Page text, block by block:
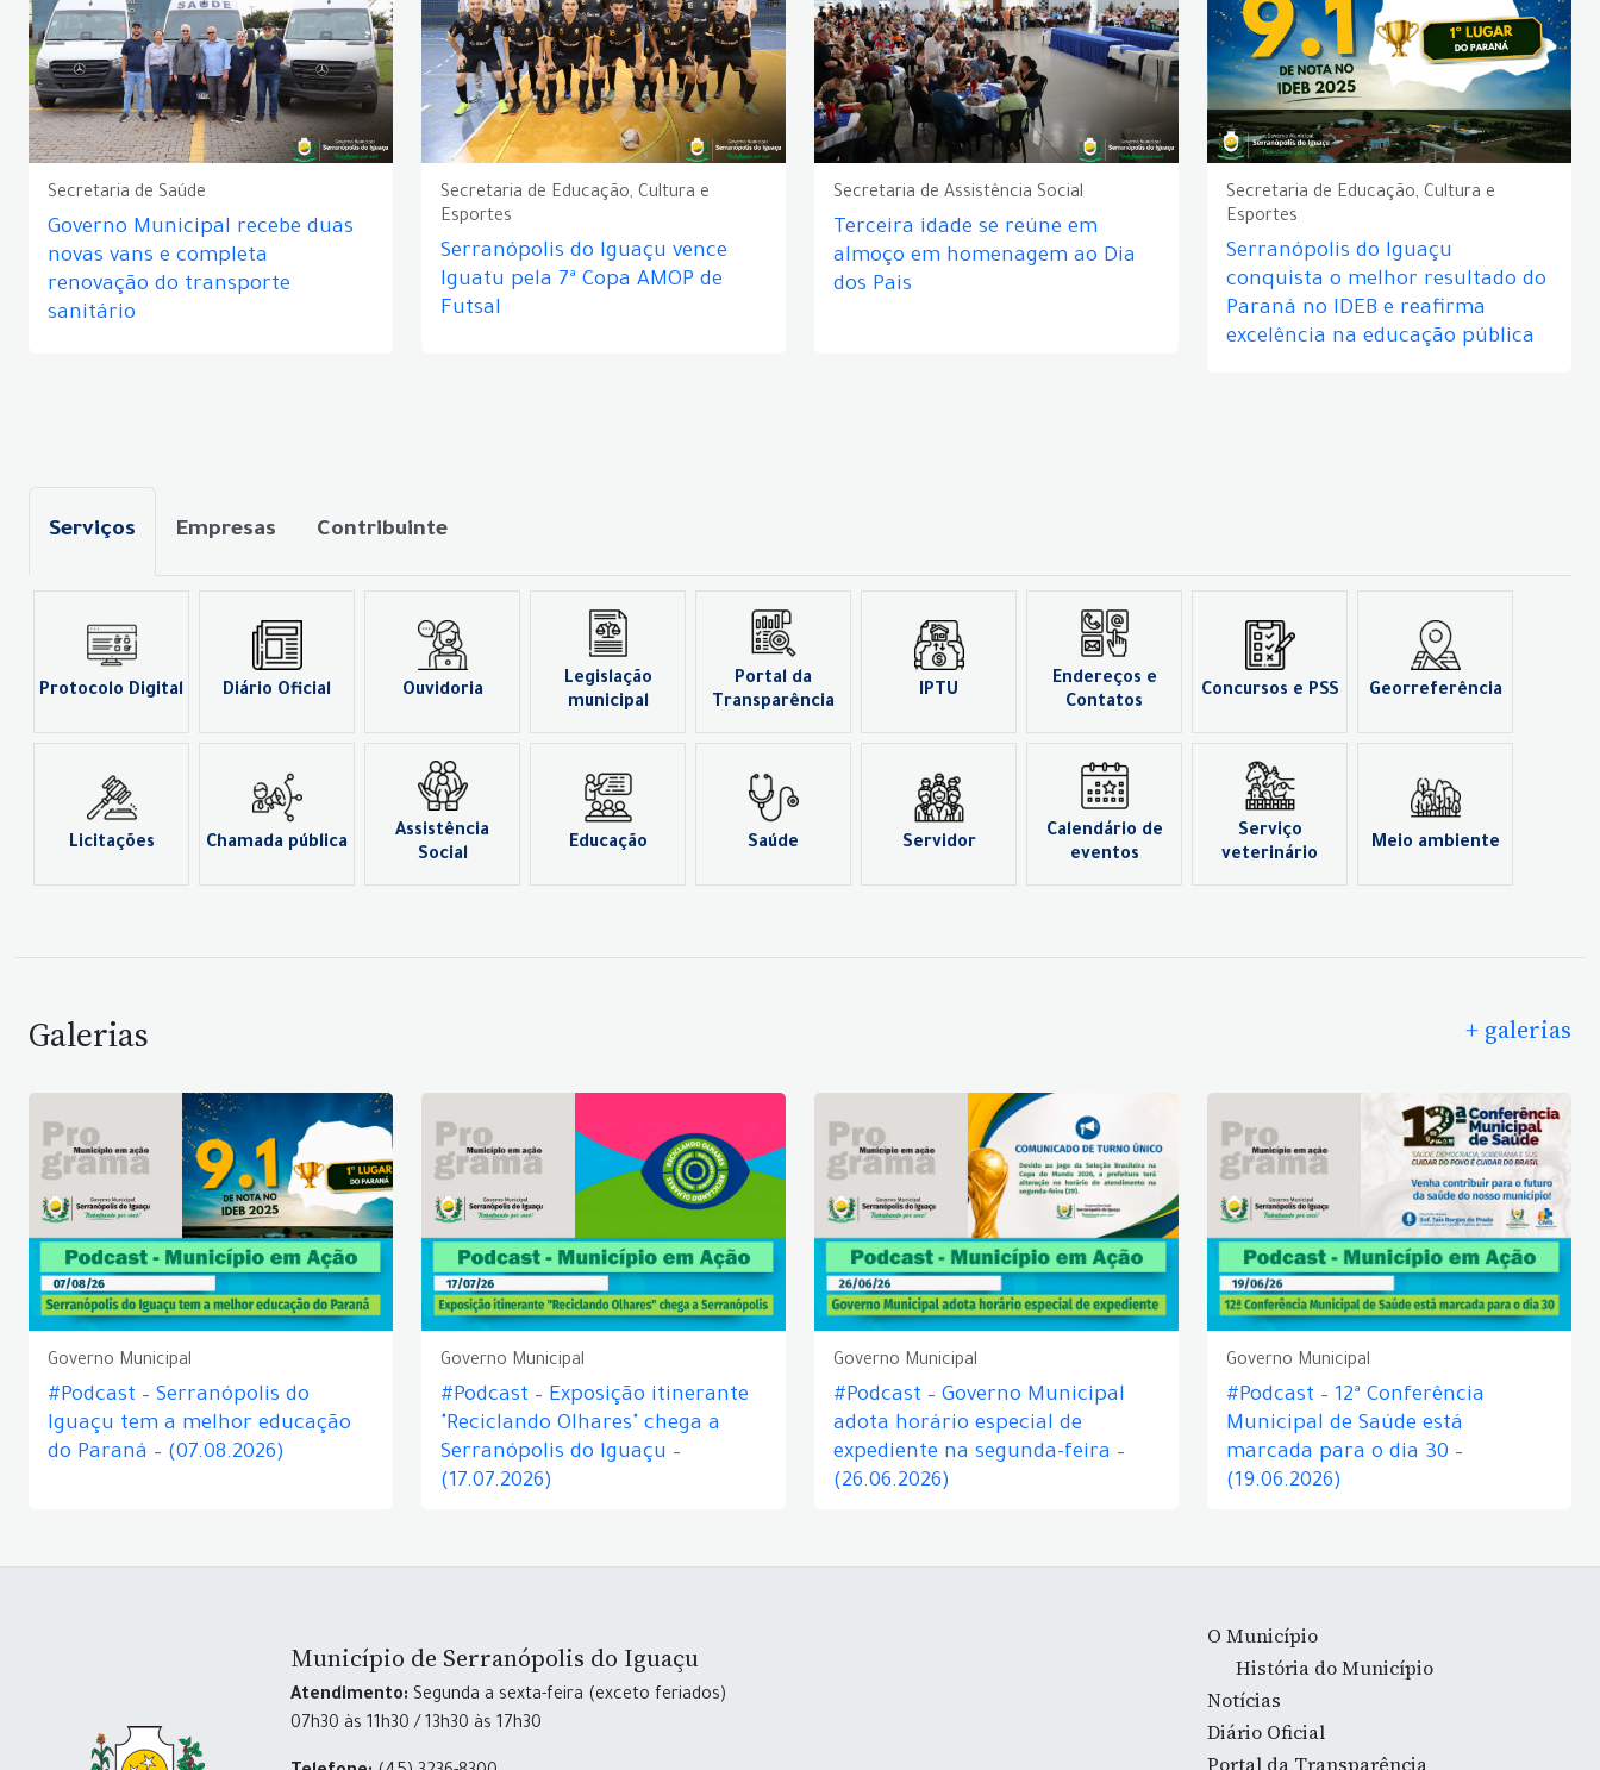
Secretaria de Saúde
Governo Municipal recebe duas
novas vans e completa
renovação do transporte
sanitário
Secretaria de Educação, Cultura e
Esportes
Serranópolis do Iguaçu vence
Iguatu pela 7ª Copa AMOP de
Futsal
Secretaria de Assistência Social
Terceira idade se reúne em
almoço em homenagem ao Dia
dos Pais
Secretaria de Educação, Cultura e
Esportes
Serranópolis do Iguaçu
conquista o melhor resultado do
Paraná no IDEB e reafirma
excelência na educação pública
Serviços Empresas Contribuinte
Protocolo Digital Diário Oficial Ouvidoria
Legislação
municipal
Portal da
Transparência
IPTU
Endereços e
Contatos
Concursos e PSS Georreferência
Licitações Chamada pública
Assistência
Social
Educação Saúde Servidor
Calendário de
eventos
Serviço
veterinário
Meio ambiente
Galerias + galerias
Governo Municipal
#Podcast – Serranópolis do
Iguaçu tem a melhor educação
do Paraná – (07.08.2026)
Governo Municipal
#Podcast – Exposição itinerante
"Reciclando Olhares" chega a
Serranópolis do Iguaçu –
(17.07.2026)
Governo Municipal
#Podcast – Governo Municipal
adota horário especial de
expediente na segunda-feira –
(26.06.2026)
Governo Municipal
#Podcast – 12ª Conferência
Municipal de Saúde está
marcada para o dia 30 –
(19.06.2026)
Município de Serranópolis do Iguaçu
Atendimento: Segunda a sexta-feira (exceto feriados)
07h30 às 11h30 / 13h30 às 17h30
O Município
História do Município
Notícias
Diário Oficial
Portal da Transparência